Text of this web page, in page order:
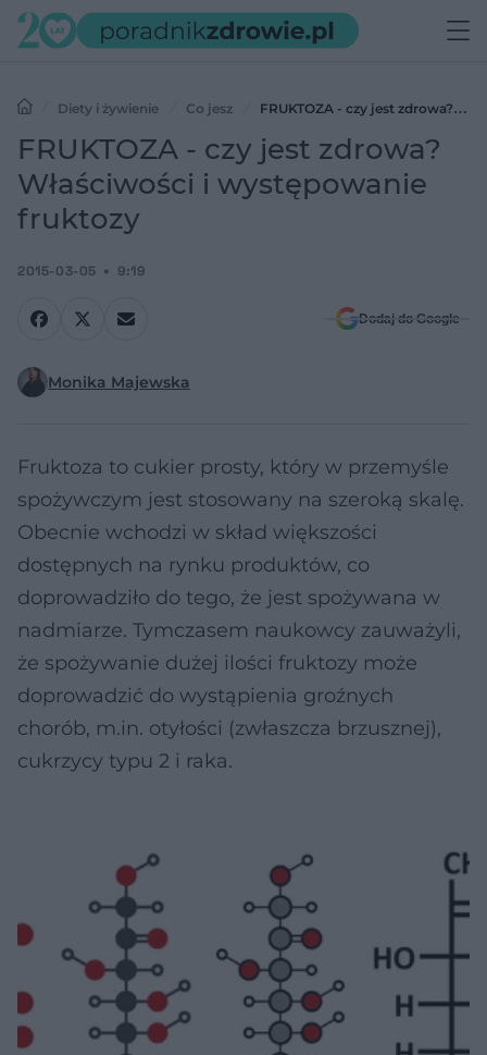
Diety i żywienie Co jesz
FRUKTOZA - czy jest zdrowa?
Właściwości i występowanie fruktozy
FRUKTOZA - czy jest zdrowa?
Właściwości i występowanie
fruktozy
2015-03-05 9:19
Dodaj do Google
Monika Majewska
Fruktoza to cukier prosty, który w przemyśle
spożywczym jest stosowany na szeroką skalę.
Obecnie wchodzi w skład większości
dostępnych na rynku produktów, co
doprowadziło do tego, że jest spożywana w
nadmiarze. Tymczasem naukowcy zauważyli,
że spożywanie dużej ilości fruktozy może
doprowadzić do wystąpienia groźnych
chorób, m.in. otyłości (zwłaszcza brzusznej),
cukrzycy typu 2 i raka.